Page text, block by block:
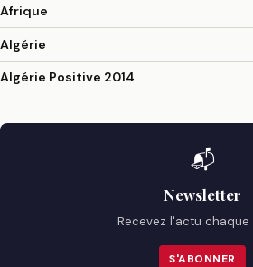
Afrique
Algérie
Algérie Positive 2014
📬
Newsletter
Recevez l'actu chaque
S'ABONNER